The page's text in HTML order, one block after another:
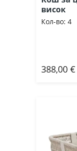
висок
Кол-во: 4
388,00 €